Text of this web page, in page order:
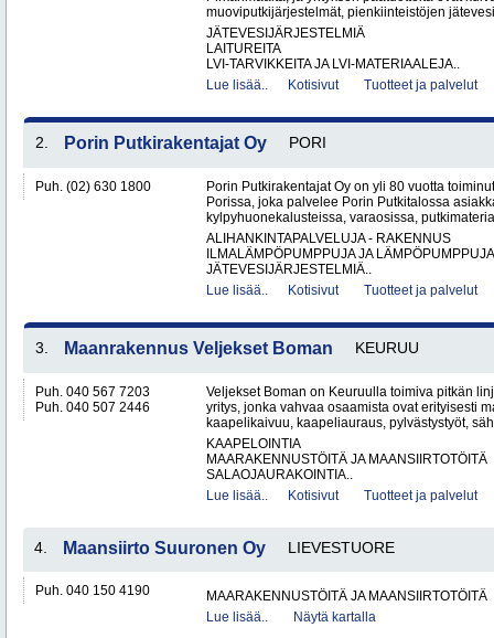
muoviputkijärjestelmät, pienkiinteistöjen
JÄTEVESIJÄRJESTELMIÄ
LAITUREITA
LVI-TARVIKKEITA JA LVI-MATERIAALEJA..
Lue lisää..
Kotisivut Tuotteet ja palvelut
2. Porin Putkirakentajat Oy PORI
Puh. (02) 630 1800
Porin Putkirakentajat Oy on yli 80 vuotta
Porissa, joka palvelee Porin Putkitalossa
kylpyhuonekalusteissa, varaosissa,
ALIHANKINTAPALVELUJA - RAKENNUS
ILMALÄMPÖPUMPPUJA JA LÄMPÖPUMPPUJA
JÄTEVESIJÄRJESTELMIÄ..
Lue lisää..
Kotisivut Tuotteet ja palvelut
3. Maanrakennus Veljekset Boman KEURUU
Puh. 040 567 7203
Puh. 040 507 2446
Veljekset Boman on Keuruulla toimiva pitkän
yritys, jonka vahvaa osaamista ovat erityisesti
kaapelikaivuu, kaapeliauraus, pylvästystyöt,
KAAPELOINTIA
MAARAKENNUSTÖITÄ JA MAANSIIRTOTÖITÄ
SALAOJAURAKOINTIA..
Lue lisää..
Kotisivut Tuotteet ja palvelut
4. Maansiirto Suuronen Oy LIEVESTUORE
Puh. 040 150 4190
MAARAKENNUSTÖITÄ JA MAANSIIRTOTÖITÄ
Lue lisää..
Näytä kartalla